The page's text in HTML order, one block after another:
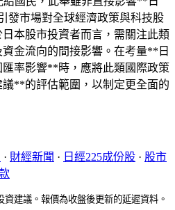
發市場對全球經濟政策與科技股
本股市投資者而言，需關注此類
金流向的間接影響。在考量**日
率影響**時，應將此類國際政策
**的評估範圍，以制定更全面的
· 財經新聞 · 日經225成份股 · 股市
建議。報價為收盤後更新的延遲資料。